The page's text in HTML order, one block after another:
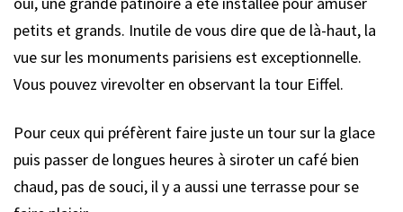
petits et grands. Inutile de vous dire que de là-haut, la
vue sur les monuments parisiens est exceptionnelle.
Vous pouvez virevolter en observant la tour Eiffel.
Pour ceux qui préfèrent faire juste un tour sur la glace
puis passer de longues heures à siroter un café bien
chaud, pas de souci, il y a aussi une terrasse pour se